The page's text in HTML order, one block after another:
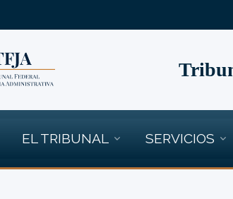
EL TRIBUNAL SERVICIOS